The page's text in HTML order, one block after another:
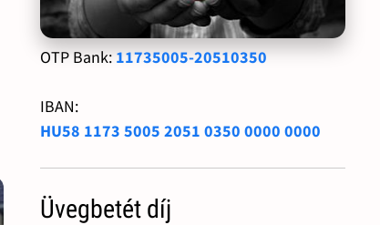
OTP Bank: 11735005-20510350
IBAN:
HU58 1173 5005 2051 0350 0000 0000
Üvegbetét díj